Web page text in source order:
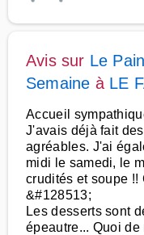
Avis sur Le
Semaine à LE
Accueil
J'avais déjà fait
agréables. J'ai
midi le samedi, le
crudités et soupe !!
&#128513;
Les desserts sont
épeautre... Quoi de